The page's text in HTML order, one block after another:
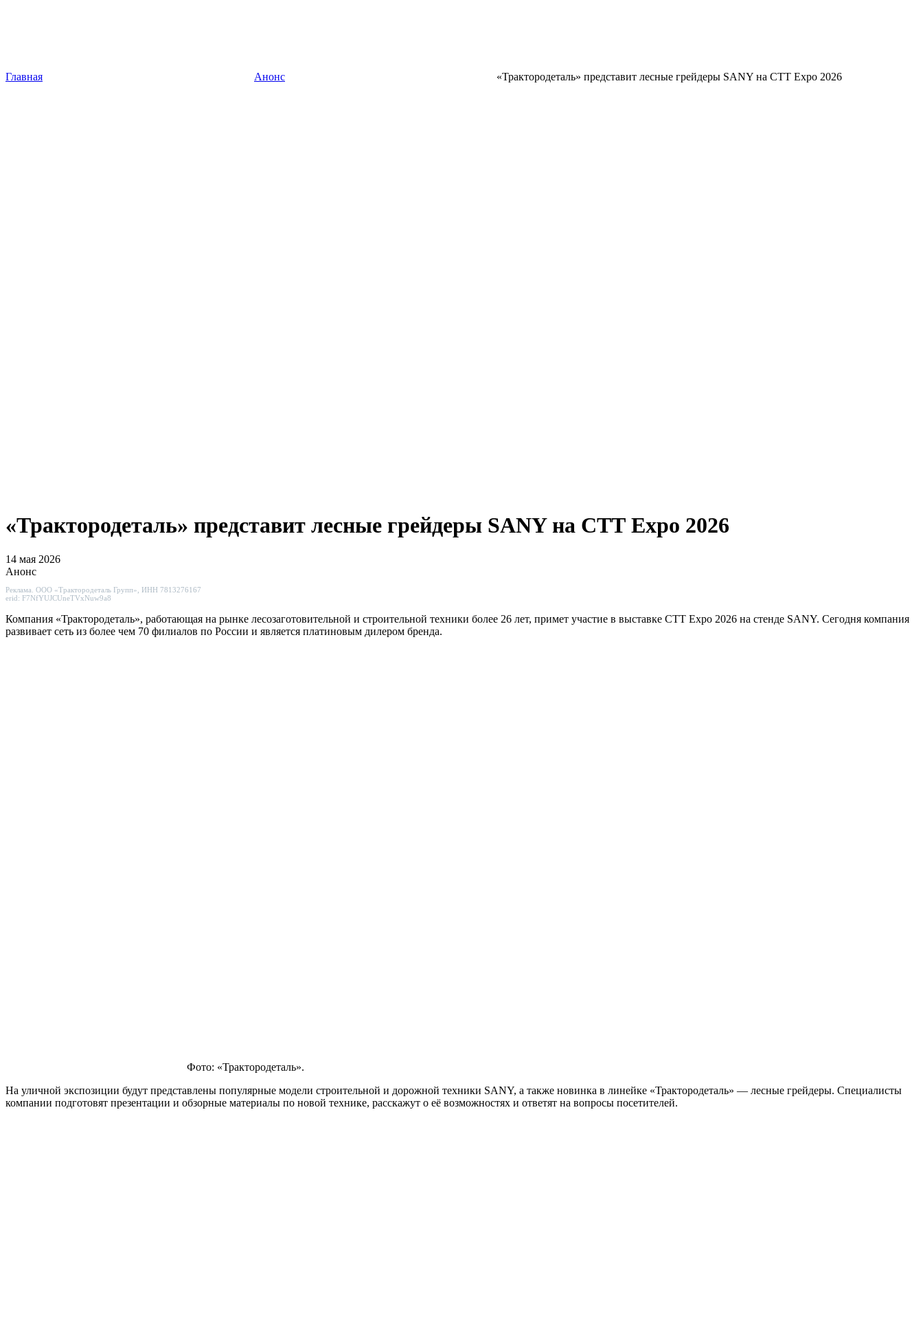
Главная Анонс «Трактородеталь» представит лесные грейдеры SANY на СТТ Expo 2026
«Трактородеталь» представит лесные грейдеры SANY на СТТ Expo 2026
14 мая 2026
Анонс
Реклама. ООО «Трактородеталь Групп», ИНН 7813276167
erid: F7NfYUJCUneTVxNuw9a8
Компания «Трактородеталь», работающая на рынке лесозаготовительной и строительной техники более 26 лет, примет участие в выставке СТТ Expo 2026 на стенде SANY. Сегодня компания
развивает сеть из более чем 70 филиалов по России и является платиновым дилером бренда.
Фото: «Трактородеталь».
На уличной экспозиции будут представлены популярные модели строительной и дорожной техники SANY, а также новинка в линейке «Трактородеталь» — лесные грейдеры. Специалисты
компании подготовят презентации и обзорные материалы по новой технике, расскажут о её возможностях и ответят на вопросы посетителей.